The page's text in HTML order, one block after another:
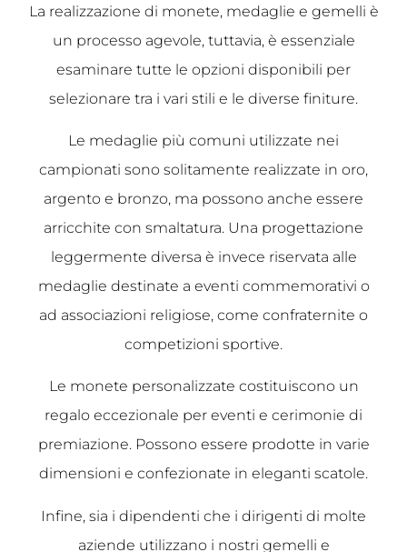
La realizzazione di monete, medaglie e gemelli è
un processo agevole, tuttavia, è essenziale
esaminare tutte le opzioni disponibili per
selezionare tra i vari stili e le diverse finiture.
Le medaglie più comuni utilizzate nei
campionati sono solitamente realizzate in oro,
argento e bronzo, ma possono anche essere
arricchite con smaltatura. Una progettazione
leggermente diversa è invece riservata alle
medaglie destinate a eventi commemorativi o
ad associazioni religiose, come confraternite o
competizioni sportive.
Le monete personalizzate costituiscono un
regalo eccezionale per eventi e cerimonie di
premiazione. Possono essere prodotte in varie
dimensioni e confezionate in eleganti scatole.
Infine, sia i dipendenti che i dirigenti di molte
aziende utilizzano i nostri gemelli e